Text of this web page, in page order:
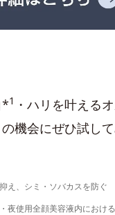
*1 ・ハリを叶える
機会にぜひ試し
、シミ・ソバカスを防ぐ
使用全顔美容液内におけ